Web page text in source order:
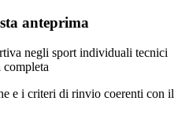
anteprima
negli sport individuali tecnici
completa
e i criteri di rinvio coerenti con il